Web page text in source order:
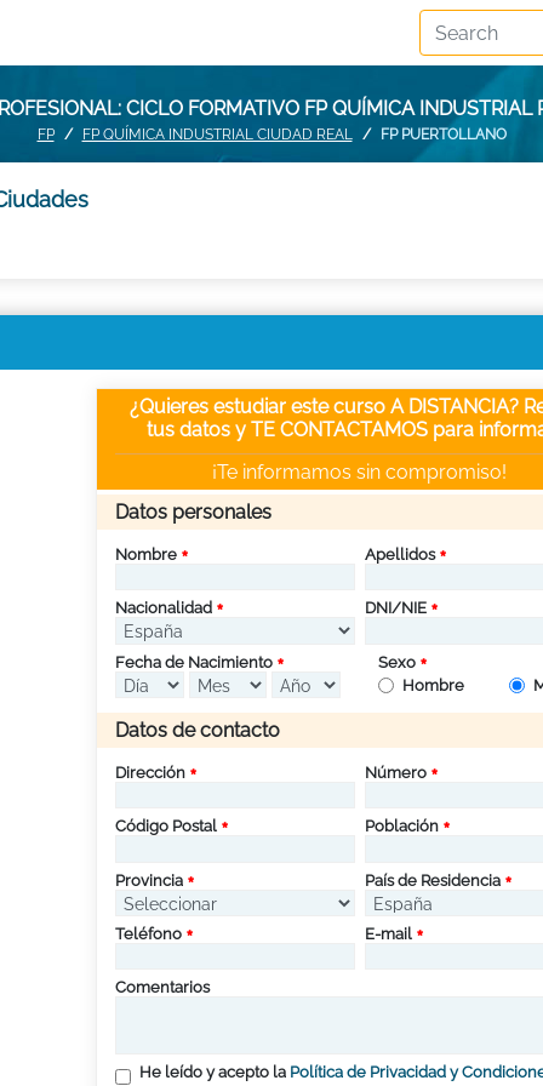
CICLO FORMATIVO FP QUÍMICA INDUSTRIAL
FP FP QUÍMICA INDUSTRIAL CIUDAD REAL FP PUERTOLLANO
¿Quieres estudiar este curso A DISTANCIA?
tus datos y TE CONTACTAMOS para
¡Te informamos sin compromiso!
Datos personales
Nombre Apellidos
Nacionalidad DNI/NIE
Fecha de Nacimiento
Sexo
Hombre
Datos de contacto
Dirección Número
Código Postal Población
Provincia País de Residencia
Teléfono E-mail
Comentarios
He leído y acepto la Política de Privacidad y